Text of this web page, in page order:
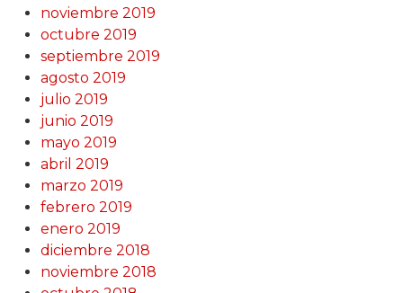
noviembre 2019
octubre 2019
septiembre 2019
agosto 2019
julio 2019
junio 2019
mayo 2019
abril 2019
marzo 2019
febrero 2019
enero 2019
diciembre 2018
noviembre 2018